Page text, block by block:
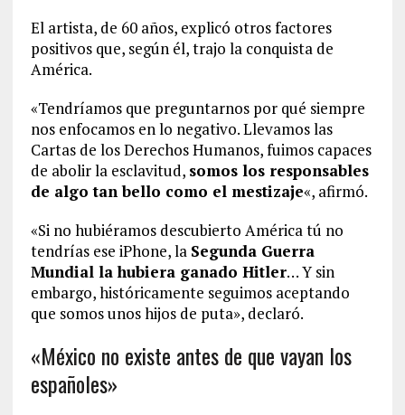
El artista, de 60 años, explicó otros factores
positivos que, según él, trajo la conquista de
América.
«Tendríamos que preguntarnos por qué siempre
nos enfocamos en lo negativo. Llevamos las
Cartas de los Derechos Humanos, fuimos capaces
de abolir la esclavitud, somos los responsables
de algo tan bello como el mestizaje«, afirmó.
«Si no hubiéramos descubierto América tú no
tendrías ese iPhone, la Segunda Guerra
Mundial la hubiera ganado Hitler… Y sin
embargo, históricamente seguimos aceptando
que somos unos hijos de puta», declaró.
«México no existe antes de que vayan los
españoles»